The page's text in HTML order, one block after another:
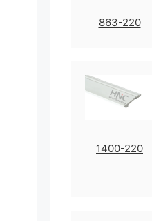
863-220
1400-220